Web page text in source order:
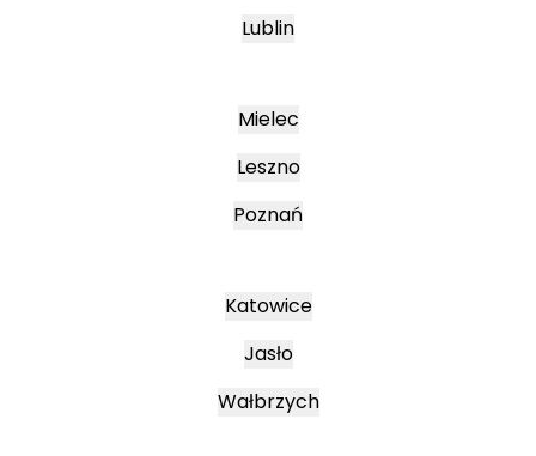
Lublin
Mielec
Leszno
Poznań
Katowice
Jasło
Wałbrzych